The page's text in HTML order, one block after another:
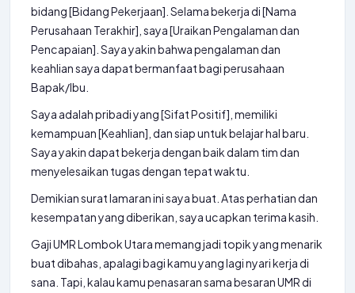
bidang [Bidang Pekerjaan]. Selama bekerja di [Nama
Perusahaan Terakhir], saya [Uraikan Pengalaman dan
Pencapaian]. Saya yakin bahwa pengalaman dan
keahlian saya dapat bermanfaat bagi perusahaan
Bapak/Ibu.
Saya adalah pribadi yang [Sifat Positif], memiliki
kemampuan [Keahlian], dan siap untuk belajar hal baru.
Saya yakin dapat bekerja dengan baik dalam tim dan
menyelesaikan tugas dengan tepat waktu.
Demikian surat lamaran ini saya buat. Atas perhatian dan
kesempatan yang diberikan, saya ucapkan terima kasih.
Gaji UMR Lombok Utara memang jadi topik yang menarik
buat dibahas, apalagi bagi kamu yang lagi nyari kerja di
sana. Tapi, kalau kamu penasaran sama besaran UMR di